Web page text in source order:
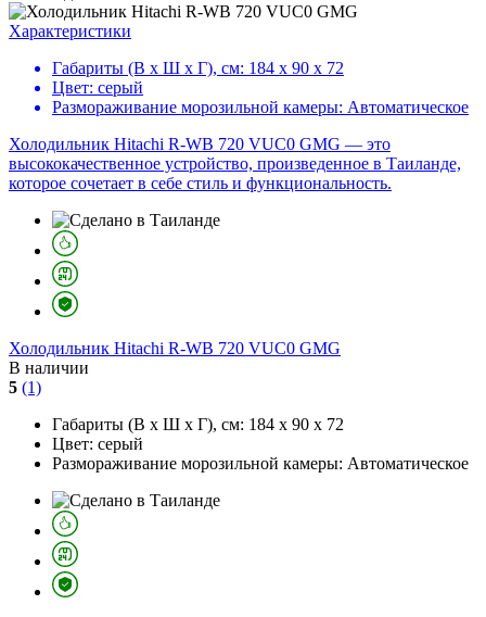
Характеристики
Габариты (В х Ш х Г), см: 184 х 90 х 72
Цвет: серый
Размораживание морозильной камеры: Автоматическое
Холодильник Hitachi R-WB 720 VUC0 GMG — это
высококачественное устройство, произведенное в Таиланде,
которое сочетает в себе стиль и функциональность.
Холодильник Hitachi R-WB 720 VUC0 GMG
В наличии
5 (1)
Габариты (В х Ш х Г), см: 184 х 90 х 72
Цвет: серый
Размораживание морозильной камеры: Автоматическое